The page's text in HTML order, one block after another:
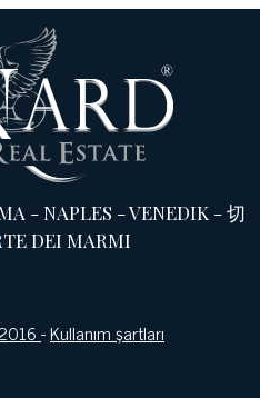
-NAPLES -VENEDIK-切
DEI MARMI
-Kullanım şartları